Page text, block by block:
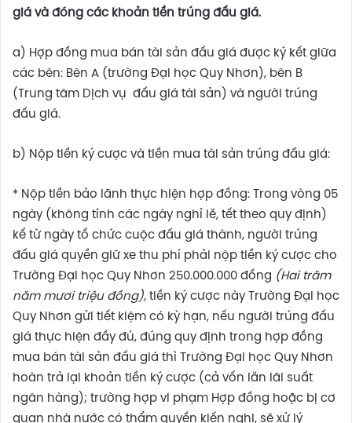
giá và đóng các khoản tiền trúng đấu giá.
a) Hợp đồng mua bán tài sản đấu giá được ký kết giữa
các bên: Bên A (trường Đại học Quy Nhơn), bên B
(Trung tâm Dịch vụ đấu giá tài sản) và người trúng
đấu giá.
b) Nộp tiền ký cược và tiền mua tài sản trúng đấu giá:
* Nộp tiền bảo lãnh thực hiện hợp đồng: Trong vòng 05
ngày (không tính các ngày nghỉ lễ, tết theo quy định)
kể từ ngày tổ chức cuộc đấu giá thành, người trúng
đấu giá quyền giữ xe thu phí phải nộp tiền ký cược cho
Trường Đại học Quy Nhơn 250.000.000 đồng (Hai trăm
năm mươitriệu đồng), tiền ký cược này Trường Đại học
Quy Nhơn gửi tiết kiệm có kỳ hạn, nếu người trúng đấu
giá thực hiện đầy đủ, đúng quy định trong hợp đồng
mua bán tài sản đấu giá thì Trường Đại học Quy Nhơn
hoàn trả lại khoản tiền ký cược (cả vốn lẫn lãi suất
ngân hàng); trường hợp vi phạm Hợp đồng hoặc bị cơ
quan nhà nước có thẩm quyền kiến nghị, sẽ xử lý